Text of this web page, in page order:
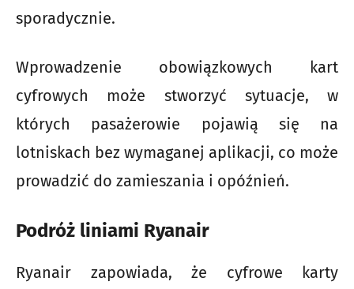
sporadycznie.
Wprowadzenie obowiązkowych kart
cyfrowych może stworzyć sytuacje, w
których pasażerowie pojawią się na
lotniskach bez wymaganej aplikacji, co może
prowadzić do zamieszania i opóźnień.
Podróż liniami Ryanair
Ryanair zapowiada, że cyfrowe karty